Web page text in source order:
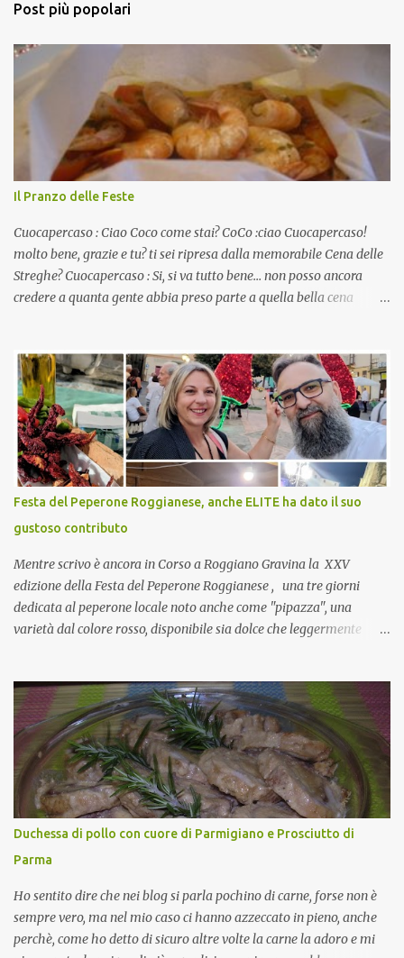
Post più popolari
Il Pranzo delle Feste
Cuocapercaso : Ciao Coco come stai? CoCo :ciao Cuocapercaso!
molto bene, grazie e tu? ti sei ripresa dalla memorabile Cena delle
Streghe? Cuocapercaso : Si, si va tutto bene… non posso ancora
credere a quanta gente abbia preso parte a quella bella cena
pranzo, racconta un po'! Perchè io avrò ospiti e cerco degli spunti...
Cuocapercaso : A dire il vero domenica prossima non preparo
nulla perché vado al Pranzo Aziendale di fine anno organizzato dai
mie capi! CoCo : Pranzo aziendale? Una bella idea! Cuocapercaso :
si, è un modo per riunirsi tutti a fine anno e tirare le somme…
naturalmente mangiando tutti insieme, con grande convivialità!
CoCo : è naturale il cibo, come sappiamo bene, funziona spesso da
collante e anche nel lavoro riesce a creare spesso l’ambiente
favorevole per molte belle opportunità, non trovi? Cuocapercaso :
Si, concordo! …addirittura si dice...
Festa del Peperone Roggianese, anche ELITE ha dato il suo
gustoso contributo
Mentre scrivo è ancora in Corso a Roggiano Gravina la XXV
edizione della Festa del Peperone Roggianese , una tre giorni
dedicata al peperone locale noto anche come "pipazza", una
varietà dal colore rosso, disponibile sia dolce che leggermente
(Pat) della Calabria. Un ingrediente versatile in cucina, utilizzato
fresco o essiccato in ricette della tradizione o in piatti innovativi.
Durante la prima serata dell'evento abbiamo avuto prova della
versatilità di questo ingrediente durante il "2° Concorso
Gastronomico di piatti a base di peperone Roggianese" ideato da
Gina Santagata , presidente dell'associazione Mongolfiera, che ha
visto coinvolte tante associazioni attive sul territorio che hanno
voluto partecipare presentando un loro piatto a base di peperone.
Da giurata del concorso insieme agli chef Francesco Luci e ...
Duchessa di pollo con cuore di Parmigiano e Prosciutto di
Parma
Ho sentito dire che nei blog si parla pochino di carne, forse non è
sempre vero, ma nel mio caso ci hanno azzeccato in pieno, anche
perchè, come ho detto di sicuro altre volte la carne la adoro e mi